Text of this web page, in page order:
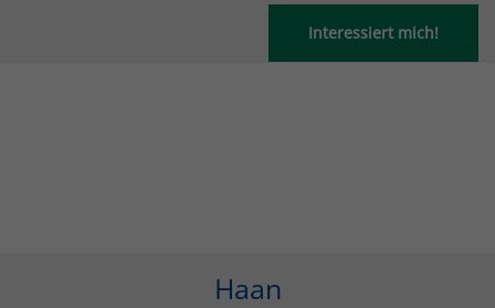
Interessiert mich!
Haan